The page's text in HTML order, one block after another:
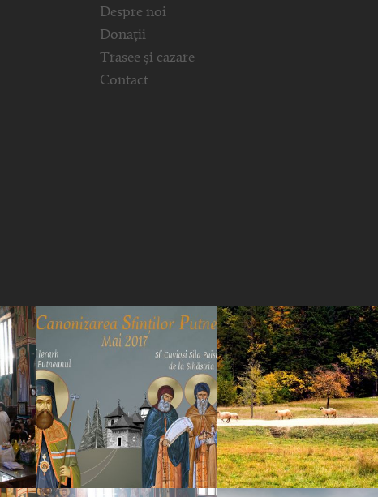
Despre noi
Donații
Trasee și cazare
Contact